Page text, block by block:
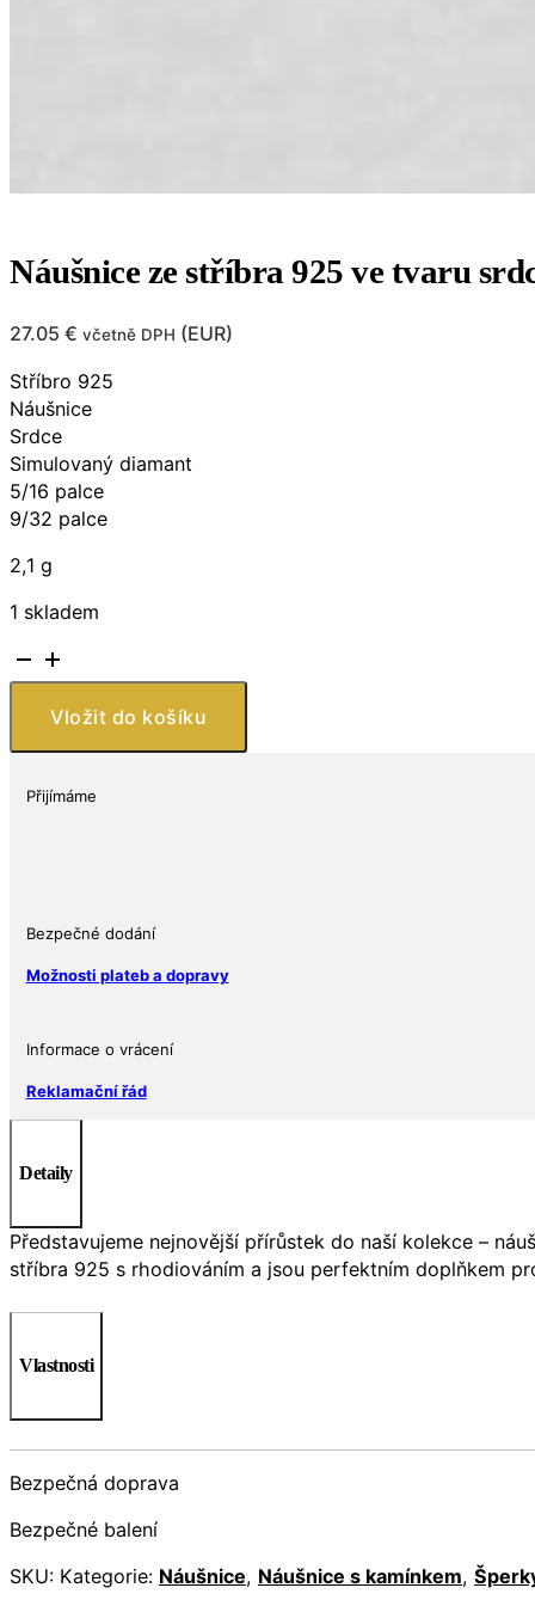
Náušnice ze stříbra 925 ve tvaru
27.05 € včetně DPH (EUR)
Stříbro 925
Náušnice
Srdce
Simulovaný diamant
5/16 palce​​
9/32 palce
2,1 g
1 skladem
Náušnice
ze
stříbra
tvaru
bílými
množství
Vložit do košíku
Přijímáme
Bezpečné dodání
Možnosti plateb a dopravy
Informace o vrácení
Reklamační řád
Detaily
Představujeme nejnovější přírůstek do naší kolekce –
stříbra 925 s rhodiováním a jsou perfektním doplňkem
Vlastnosti
Bezpečná doprava
Bezpečné balení
SKU: Kategorie: Náušnice, Náušnice s kamínkem,